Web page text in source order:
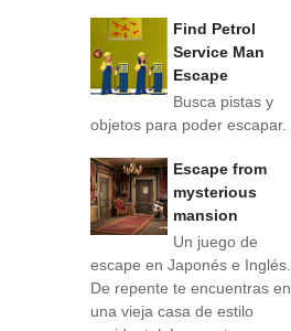
Find Petrol
Service Man
Escape
Busca pistas y
objetos para poder escapar.
Escape from
mysterious
mansion
Un juego de
escape en Japonés e Inglés.
De repente te encuentras en
una vieja casa de estilo